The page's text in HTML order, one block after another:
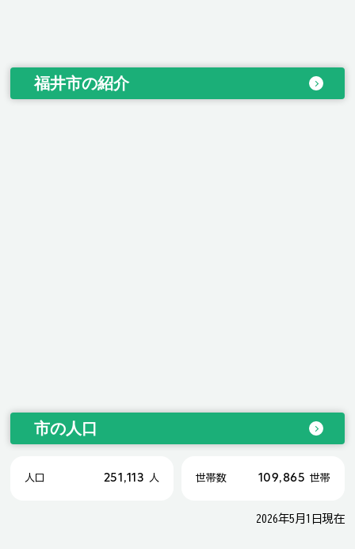
福井市の紹介
市の人口
人口 251,113 人 世帯数 109,865 世帯
2026年5月1日現在